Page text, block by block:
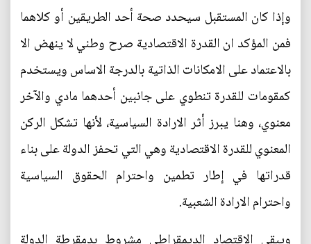
وإذا كان المستقبل سيحدد صحة أحد الطريقين أو كلاهما
فمن المؤكد ان القدرة الاقتصادية صرح وطني لا ينهض الا
بالاعتماد على الامكانات الذاتية بالدرجة الاساس ويستخدم
كمقومات للقدرة تنطوي على جانبين أحدهما مادي والآخر
معنوي، وهنا يبرز أثر الارادة السياسية، لأنها تشكل الركن
المعنوي للقدرة الاقتصادية وهي التي تحفز الدولة على بناء
قدراتها في إطار تطمين واحترام الحقوق السياسية
واحترام الارادة الشعبية.